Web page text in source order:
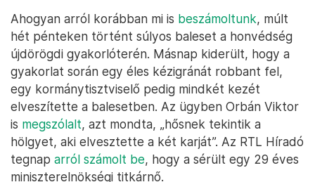
Ahogyan arról korábban mi is beszámoltunk, múlt
hét pénteken történt súlyos baleset a honvédség
újdörögdi gyakorlóterén. Másnap kiderült, hogy a
gyakorlat során egy éles kézigránát robbant fel,
egy kormánytisztviselő pedig mindkét kezét
elveszítette a balesetben. Az ügyben Orbán Viktor
is megszólalt, azt mondta, „hősnek tekintik a
hölgyet, aki elvesztette a két karját”. Az RTL Híradó
tegnap arról számolt be, hogy a sérült egy 29 éves
miniszterelnökségi titkárnő.